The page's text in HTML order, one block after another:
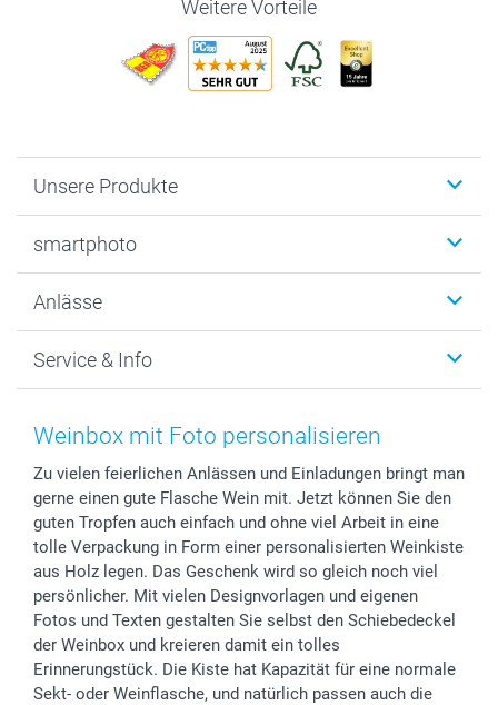
Weitere Vorteile
Unsere Produkte
Fotogeschenke
MyNameBook
Fotoabzüge, Fotos als Buch & Poster
Zubehör & Material
Sticker & Etiketten
Geschenk-Gutscheine (PDF)
smartphoto
Warum smartphoto
Datenschutz
AGB
Presse
Partnerprogramme
Investor Relations
B2B smartbusiness
Widerrufsrecht
Anlässe
Neujahr
Muttertag
Kommunion & Konfirmation
Hochzeit
Geburtstag
Geburt
Zu allen Anlässen
Service & Info
Preise und Versandkosten
48h Lieferung
Zahlungsmöglichkeiten
Anmelden /Registrieren
Sitemap
Status der Bestellung
smartfriends
smartgarantie
smartbonus
Weinbox mit Foto personalisieren
Zu vielen feierlichen Anlässen und Einladungen bringt man
gerne einen gute Flasche Wein mit. Jetzt können Sie den
guten Tropfen auch einfach und ohne viel Arbeit in eine
tolle Verpackung in Form einer personalisierten Weinkiste
aus Holz legen. Das Geschenk wird so gleich noch viel
persönlicher. Mit vielen Designvorlagen und eigenen
Fotos und Texten gestalten Sie selbst den Schiebedeckel
der Weinbox und kreieren damit ein tolles
Erinnerungstück. Die Kiste hat Kapazität für eine normale
Sekt- oder Weinflasche, und natürlich passen auch die